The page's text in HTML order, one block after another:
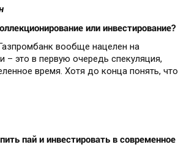
или инвестирование?
вообще нацелен на
– это в первую очередь спекуляция,
время. Хотя до конца понять, что
пай и инвестировать в современное